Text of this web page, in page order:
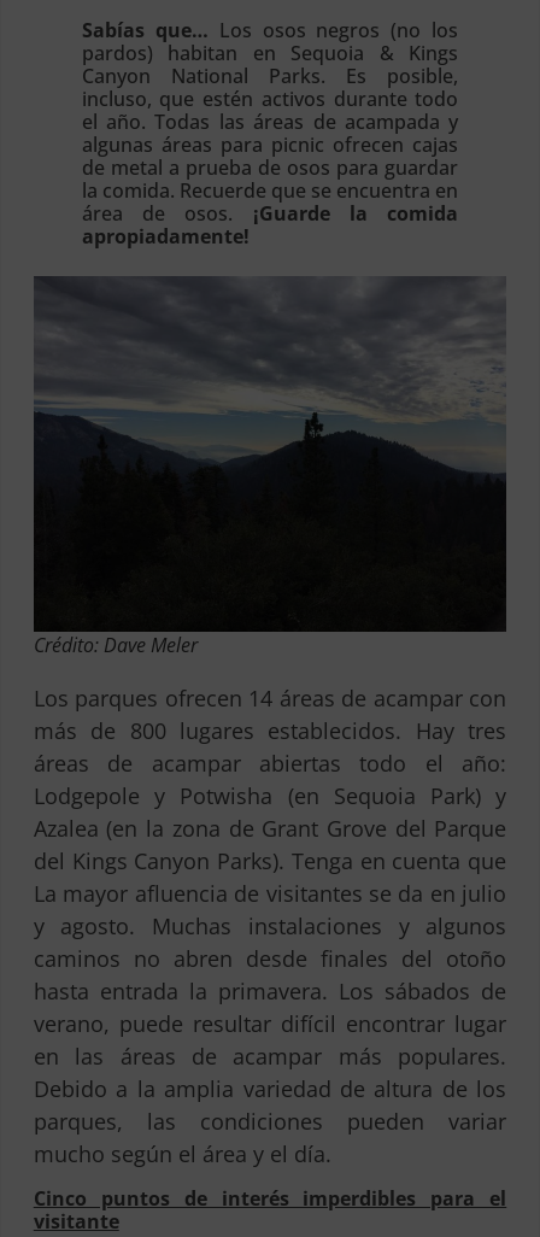
Sabías que… Los osos negros (no los
pardos) habitan en Sequoia & Kings
Canyon National Parks. Es posible,
incluso, que estén activos durante todo
el año. Todas las áreas de acampada y
algunas áreas para picnic ofrecen cajas
de metal a prueba de osos para guardar
la comida. Recuerde que se encuentra en
área de osos. ¡Guarde la comida
apropiadamente!
Crédito: Dave Meler
Los parques ofrecen 14 áreas de acampar con
más de 800 lugares establecidos. Hay tres
áreas de acampar abiertas todo el año:
Lodgepole y Potwisha (en Sequoia Park) y
Azalea (en la zona de Grant Grove del Parque
del Kings Canyon Parks). Tenga en cuenta que
La mayor afluencia de visitantes se da en julio
y agosto. Muchas instalaciones y algunos
caminos no abren desde finales del otoño
hasta entrada la primavera. Los sábados de
verano, puede resultar difícil encontrar lugar
en las áreas de acampar más populares.
Debido a la amplia variedad de altura de los
parques, las condiciones pueden variar
mucho según el área y el día.
Cinco puntos de interés imperdibles para el
visitante